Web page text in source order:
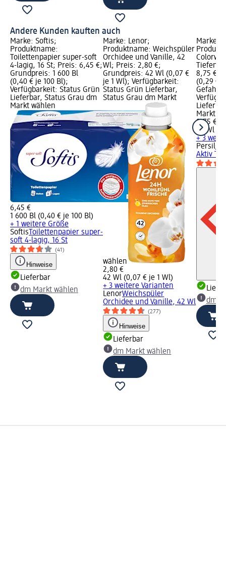
Andere Kunden kauften auch
Marke: Softis;
Produktname:
Toilettenpapier super-soft
4-lagig, 16 St; Preis: 6,45 €;
Grundpreis: 1 600 Bl
(0,40 € je 100 Bl);
Verfügbarkeit: Status Grün
Lieferbar, Status Grau dm
Markt wählen
6,45 €
1 600 Bl (0,40 € je 100 Bl)
+ 1 weitere Größe
Softis Toilettenpapier super-
soft 4-lagig, 16 St
(41)
Hinweise
Lieferbar
dm Markt wählen
Marke: Lenor;
Produktname: Weichspüler
Orchidee und Vanille, 42
Wl; Preis: 2,80 €;
Grundpreis: 42 Wl (0,07 €
je 1 Wl); Verfügbarkeit:
Status Grün Lieferbar,
Status Grau dm Markt
wählen
2,80 €
42 Wl (0,07 € je 1 Wl)
+ 3 weitere Varianten
LenorWeichspüler
Orchidee und Vanille, 42 Wl
(277)
Hinweise
Lieferbar
dm Markt wählen
Marke:
8,75 €;
(0,29 €
Markt
8,75 €
30 Wl
+ 3
Persil
Aktiv
dm